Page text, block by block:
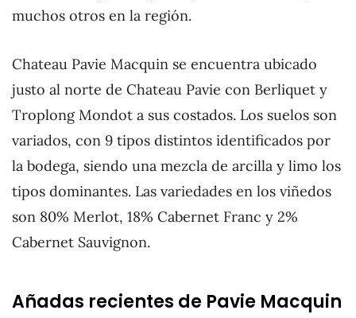
muchos otros en la región.
Chateau Pavie Macquin se encuentra ubicado
justo al norte de Chateau Pavie con Berliquet y
Troplong Mondot a sus costados. Los suelos son
variados, con 9 tipos distintos identificados por
la bodega, siendo una mezcla de arcilla y limo los
tipos dominantes. Las variedades en los viñedos
son 80% Merlot, 18% Cabernet Franc y 2%
Cabernet Sauvignon.
Añadas recientes de Pavie Macquin